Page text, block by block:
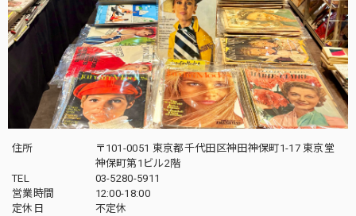
住所
〒101-0051 東京都千代田区神田神保町1-17 東京堂
神保町第1ビル2階
TEL
03-5280-5911
営業時間
12:00-18:00
定休日
不定休